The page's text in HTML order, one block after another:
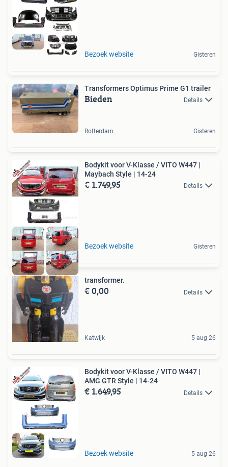
Bezoek website Gisteren
Transformers Optimus Prime G1 trailer
Bieden Details
Rotterdam Gisteren
Bodykit voor V-Klasse / VITO W447 |
Maybach Style | 14-24
€ 1.749,95 Details
Bezoek website Gisteren
transformer.
€ 0,00 Details
Katwijk 5 aug 26
Bodykit voor V-Klasse / VITO W447 |
AMG GTR Style | 14-24
€ 1.649,95 Details
Bezoek website 5 aug 26